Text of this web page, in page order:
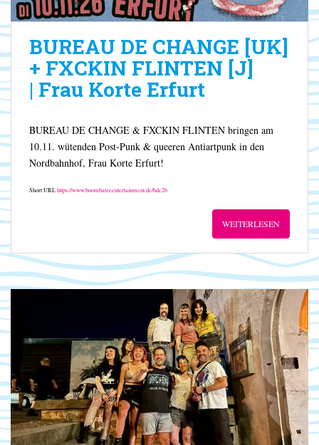
BUREAU DE CHANGE [UK]
+ FXCKIN FLINTEN [J]
| Frau Korte Erfurt
BUREAU DE CHANGE & FXCKIN FLINTEN bringen am
10.11. wütenden Post-Punk & queeren Antiartpunk in den
Nordbahnhof, Frau Korte Erfurt!
Short URLhttps://www.boombatzeentertainment.de/bdc26
WEITERLESEN